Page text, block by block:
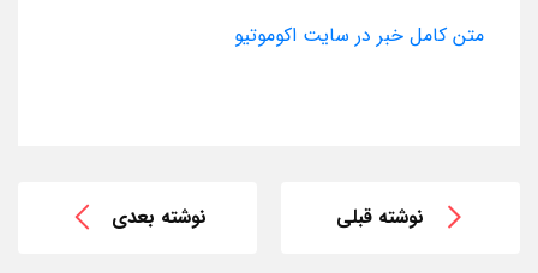
متن کامل خبر در سایت اکوموتیو
نوشته قبلی نوشته بعدی